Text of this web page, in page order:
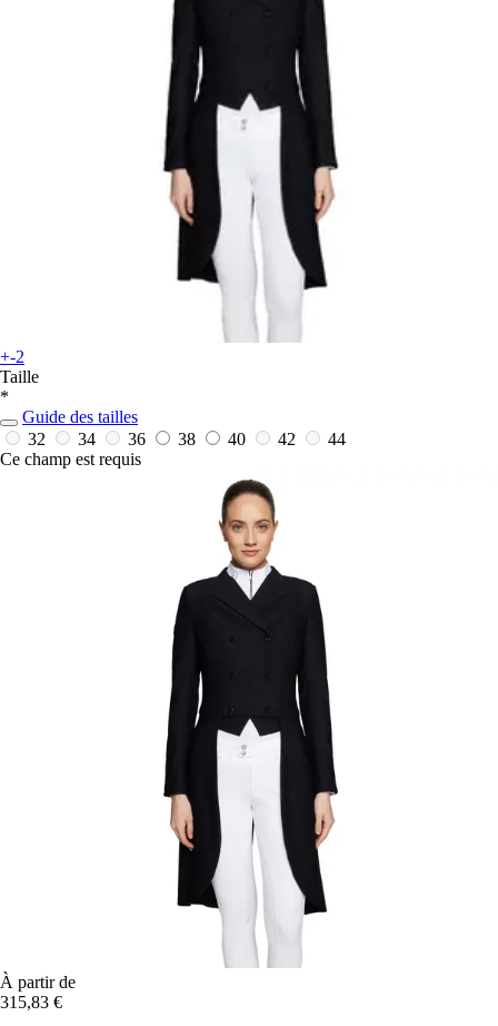
+-2
Taille
*
Guide des tailles
32
34 36 38 40 42
44
Ce champ est requis
À partir de
315,83 €